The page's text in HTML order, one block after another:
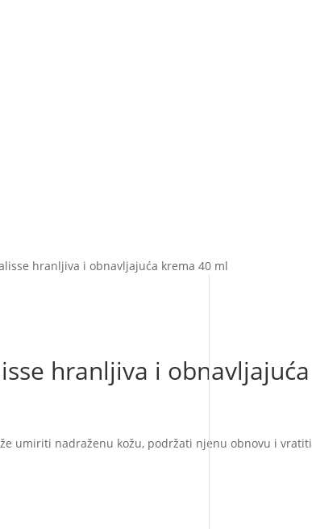
hranljiva i obnavljajuća krema 40 ml
hranljiva i obnavljajuća
umiriti nadraženu kožu, podržati njenu obnovu i vratiti